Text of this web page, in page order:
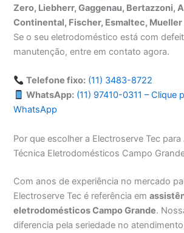
Zero, Liebherr, Gaggenau, Bertazzoni,
Continental, Fischer, Esmaltec,
Se o seu eletrodoméstico está com
manutenção, entre em contato agora.
Telefone fixo: (11) 3483-8722
WhatsApp: (11) 97410-0311 – Clique
WhatsApp
Por que escolher a Electroserve Tec
Técnica Eletrodomésticos Campo
Com anos de experiência no mercado
Electroserve Tec é referência em
eletrodomésticos Campo Grande.
diferencia pela seriedade no